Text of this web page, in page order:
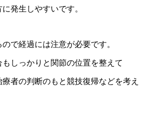
発生しやすいです。
で経過には注意が必要です。
しっかりと関節の位置を整えて
者の判断のもと競技復帰などを考え